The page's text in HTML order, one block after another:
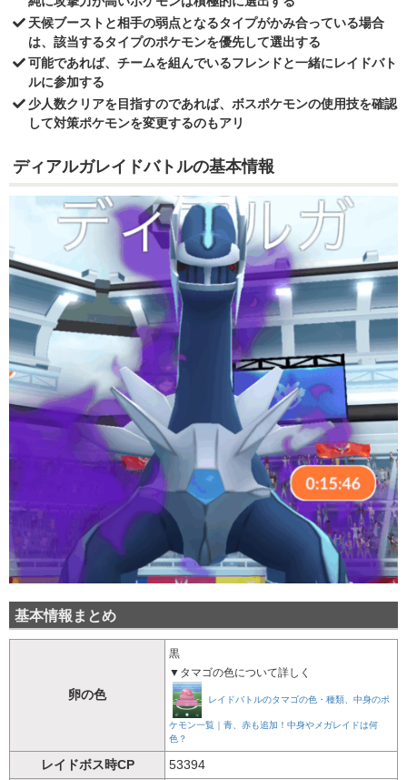
天候ブーストと相手の弱点となるタイプがかみ合っている場合
は、該当するタイプのポケモンを優先して選出する
可能であれば、チームを組んでいるフレンドと一緒にレイドバト
ルに参加する
少人数クリアを目指すのであれば、ボスポケモンの使用技を確認
して対策ポケモンを変更するのもアリ
ディアルガレイドバトルの基本情報
基本情報まとめ
卵の色
黒
▼タマゴの色について詳しく
レイドバトルのタマゴの色・種類、中身のポ
ケモン一覧｜青、赤も追加！中身やメガレイドは何
色？
レイドボス時CP
53394